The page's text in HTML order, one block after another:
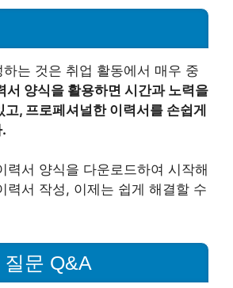
는 것은 취업 활동에서 매우 중
서 양식을 활용하면 시간과 노력을
고, 프로페셔널한 이력서를 손쉽게
력서 양식을 다운로드하여 시작해
력서 작성, 이제는 쉽게 해결할 수
문 Q&A